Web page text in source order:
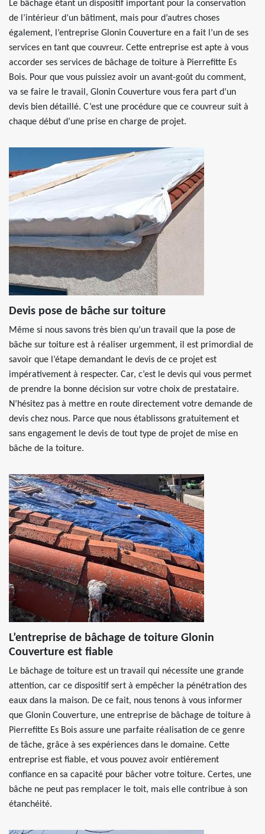
Le bâchage étant un dispositif important pour la conservation
de l’intérieur d’un bâtiment, mais pour d’autres choses
également, l’entreprise Glonin Couverture en a fait l’un de ses
services en tant que couvreur. Cette entreprise est apte à vous
accorder ses services de bâchage de toiture à Pierrefitte Es
Bois. Pour que vous puissiez avoir un avant-goût du comment,
va se faire le travail, Glonin Couverture vous fera part d’un
devis bien détaillé. C’est une procédure que ce couvreur suit à
chaque début d’une prise en charge de projet.
Devis pose de bâche sur toiture
Même si nous savons très bien qu’un travail que la pose de
bâche sur toiture est à réaliser urgemment, il est primordial de
savoir que l’étape demandant le devis de ce projet est
impérativement à respecter. Car, c’est le devis qui vous permet
de prendre la bonne décision sur votre choix de prestataire.
N’hésitez pas à mettre en route directement votre demande de
devis chez nous. Parce que nous établissons gratuitement et
sans engagement le devis de tout type de projet de mise en
bâche de la toiture.
L’entreprise de bâchage de toiture Glonin
Couverture est fiable
Le bâchage de toiture est un travail qui nécessite une grande
attention, car ce dispositif sert à empêcher la pénétration des
eaux dans la maison. De ce fait, nous tenons à vous informer
que Glonin Couverture, une entreprise de bâchage de toiture à
Pierrefitte Es Bois assure une parfaite réalisation de ce genre
de tâche, grâce à ses expériences dans le domaine. Cette
entreprise est fiable, et vous pouvez avoir entièrement
confiance en sa capacité pour bâcher votre toiture. Certes, une
bâche ne peut pas remplacer le toit, mais elle contribue à son
étanchéité.